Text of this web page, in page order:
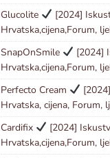
Glucolite
[2024]
Hrvatska,cijena,Forum,
SnapOnSmile
[2024]
Hrvatska,cijena,Forum,
Perfecto Cream
Hrvatska, cijena, Forum,
Cardifix
[2024]
Hrvatska,cijena,Forum,